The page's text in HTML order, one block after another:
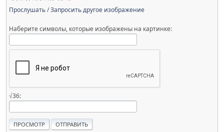
Прослушать/Запросить другое изображение
Наберите символы, которые изображены на картинке:
√36: